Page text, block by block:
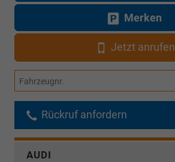
Merken
Jetzt anrufen
Fahrzeugnr.
Rückruf anfordern
AUDI